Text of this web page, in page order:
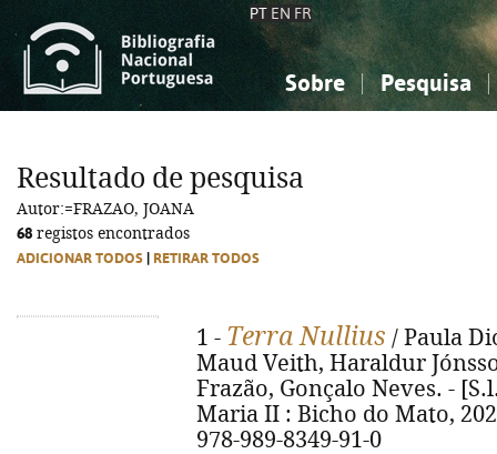
PT EN FR
Sobre Pesquisa
Ciências sociais...
Ciências sociais...
Resultado de pesquisa
Autor:=FRAZAO, JOANA
68 registos encontrados
ADICIONAR TODOS RETIRAR TODOS
1 - Terra Nullius / Paula
Maud Veith, Haraldur
Frazão, Gonçalo Neves. -
Maria II : Bicho do Mato,
978-989-8349-91-0